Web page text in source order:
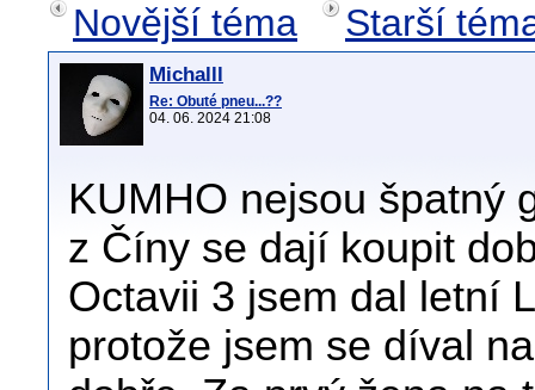
Novější téma Starší
Michalll
Re: Obuté pneu...??
04. 06. 2024 21:08
KUMHO nejsou špatný
z Číny se dají koupit
Octavii 3 jsem dal letní
protože jsem se díval